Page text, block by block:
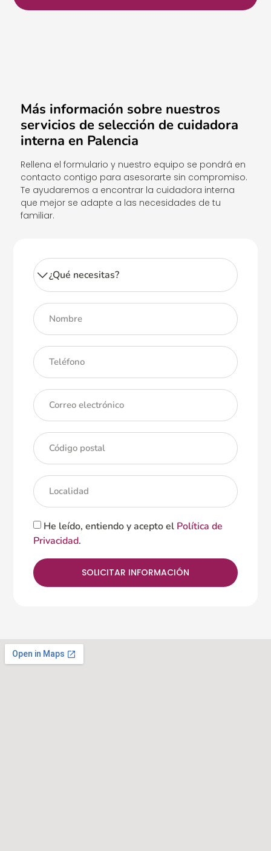
Más información sobre nuestros
servicios de selección de cuidadora
interna en Palencia
Rellena el formulario y nuestro equipo se pondrá en
contacto contigo para asesorarte sin compromiso.
Te ayudaremos a encontrar la cuidadora interna
que mejor se adapte a las necesidades de tu
familiar.
He leído, entiendo y acepto el Política de
Privacidad.
SOLICITAR INFORMACIÓN